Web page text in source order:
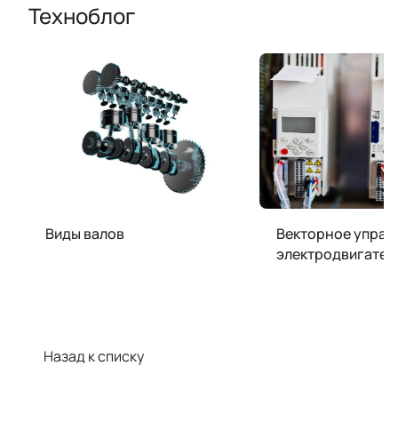
Техноблог
Виды валов
Векторное
Назад к списку